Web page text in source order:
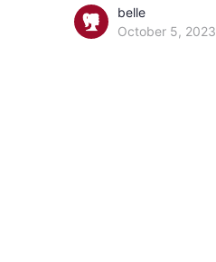
belle
October 5, 2023